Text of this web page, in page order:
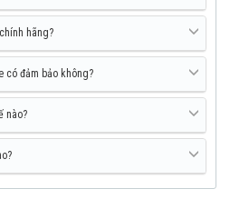
hãng?
có đảm bảo không?
nào?